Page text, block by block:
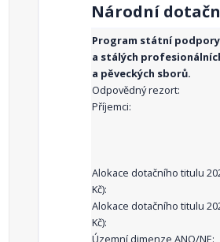
Národní
Program státní
a stálých
a pěveckých sborů.
Odpovědný rezort:
Příjemci:
Alokace dotačního titulu
Kč):
Alokace dotačního titulu
Kč):
Územní dimenze ANO/NE: